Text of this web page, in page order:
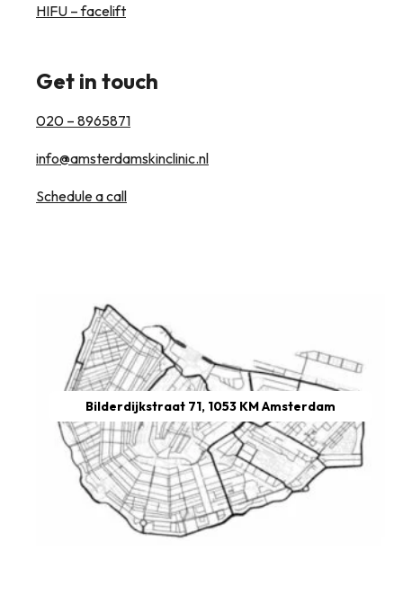
HIFU – facelift
Get in touch
020 – 8965871
info@amsterdamskinclinic.nl
Schedule a call
Bilderdijkstraat 71, 1053 KM Amsterdam